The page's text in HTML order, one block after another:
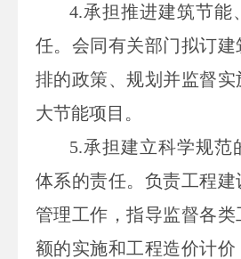
4.承担推进建筑节能
任。会同有关部门拟订
排的政策、规划并监督
大节能项目。
5.承担建立科学规范
体系的责任。负责工程
管理工作，指导监督各类
额的实施和工程造价计